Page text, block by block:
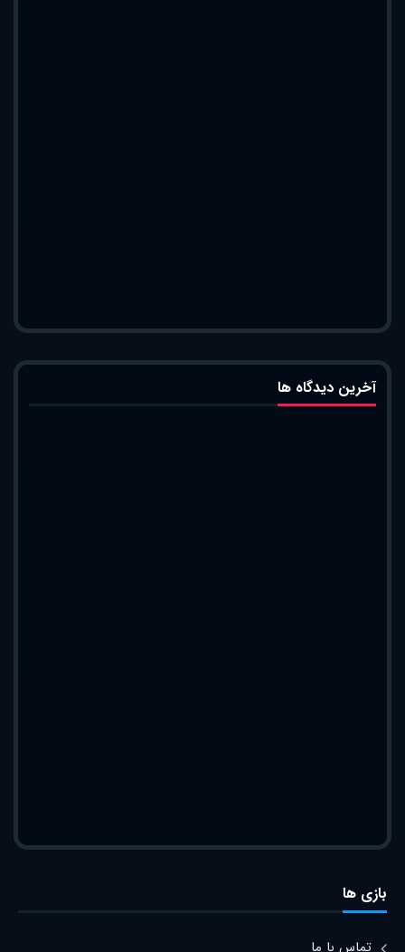
آخرین دیدگاه ها
بازی ها
تماس با ما